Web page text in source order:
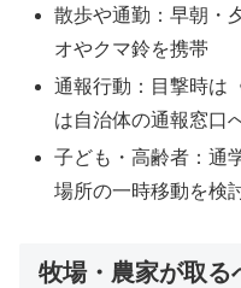
散歩や通勤：早朝・
オやクマ鈴を携帯
通報行動：目撃時は
は自治体の通報窓口
子ども・高齢者：通
場所の一時移動を検
牧場・農家が取る